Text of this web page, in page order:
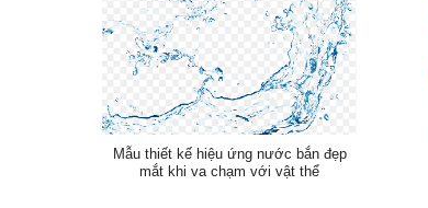
Mẫu thiết kế hiệu ứng nước bắn đẹp
mắt khi va chạm với vật thể